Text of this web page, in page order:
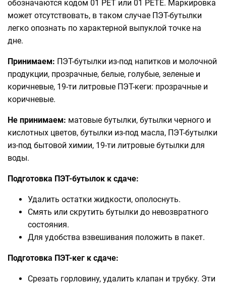
обозначаются кодом 01 PET или 01 PETE. Маркировка
может отсутствовать, в таком случае ПЭТ-бутылки
легко опознать по характерной выпуклой точке на
дне.
Принимаем: ПЭТ-бутылки из-под напитков и молочной
продукции, прозрачные, белые, голубые, зеленые и
коричневые, 19-ти литровые ПЭТ-кеги: прозрачные и
коричневые.
Не принимаем: матовые бутылки, бутылки черного и
кислотных цветов, бутылки из-под масла, ПЭТ-бутылки
из-под бытовой химии, 19-ти литровые бутылки для
воды.
Подготовка ПЭТ-бутылок к сдаче:
Удалить остатки жидкости, ополоснуть.
Смять или скрутить бутылки до невозвратного
состояния.
Для удобства взвешивания положить в пакет.
Подготовка ПЭТ-кег к сдаче:
Срезать горловину, удалить клапан и трубку. Эти